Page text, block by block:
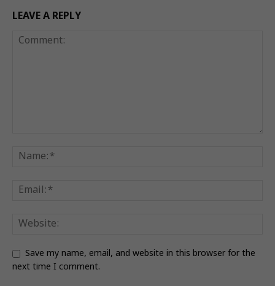
LEAVE A REPLY
Save my name, email, and website in this browser for the
next time I comment.